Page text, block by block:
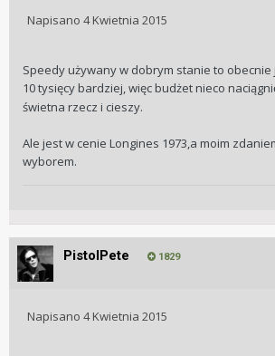
Napisano 4 Kwietnia 2015
Speedy używany w dobrym stanie to
10 tysięcy bardziej, więc budżet nieco
świetna rzecz i cieszy.
Ale jest w cenie Longines 1973,a moim
wyborem.
PistolPete 1829
Napisano 4 Kwietnia 2015